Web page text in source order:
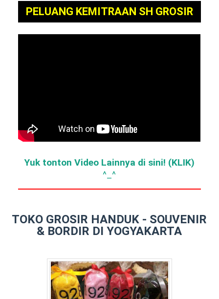
PELUANG KEMITRAAN SH GROSIR
Yuk tonton Video Lainnya di sini! (KLIK)
^_^
TOKO GROSIR HANDUK - SOUVENIR
& BORDIR DI YOGYAKARTA